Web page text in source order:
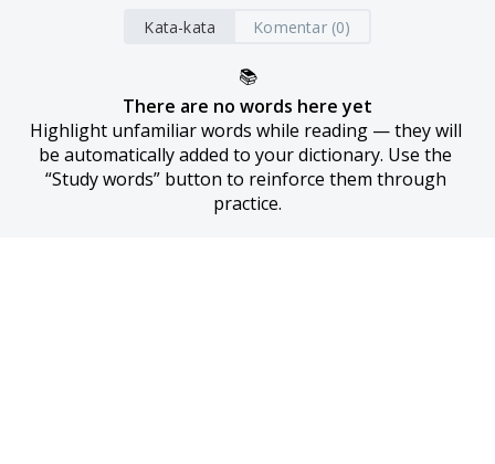
Kata-kata Komentar (0)
📚
There are no words here yet
Highlight unfamiliar words while reading — they will
be automatically added to your dictionary. Use the
“Study words” button to reinforce them through
practice.